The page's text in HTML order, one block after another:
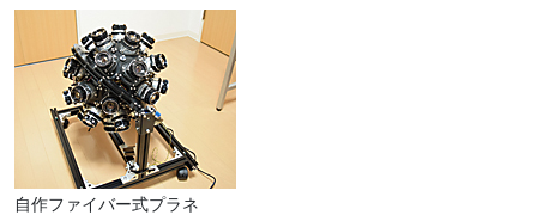
自作ファイバー式プラネ